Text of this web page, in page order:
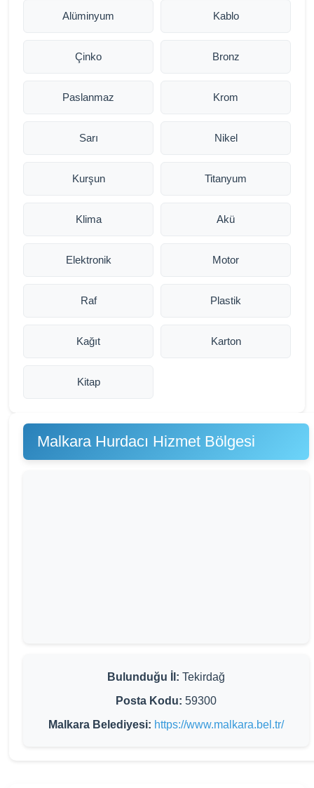
Alüminyum Kablo
Çinko Bronz
Paslanmaz Krom
Sarı Nikel
Kurşun Titanyum
Klima Akü
Elektronik Motor
Raf Plastik
Kağıt Karton
Kitap
Malkara Hurdacı Hizmet Bölgesi
Bulunduğu İl: Tekirdağ
Posta Kodu: 59300
Malkara Belediyesi: https://www.malkara.bel.tr/